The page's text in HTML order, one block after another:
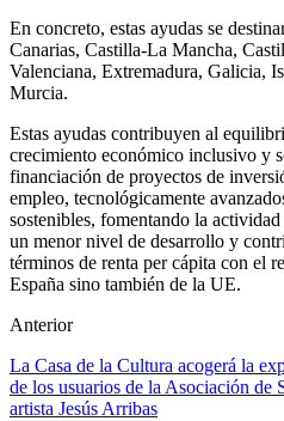
En concreto, estas ayudas se
Canarias, Castilla-La Mancha,
Valenciana, Extremadura, Galicia,
Murcia.
Estas ayudas contribuyen al
crecimiento económico inclusivo y
financiación de proyectos de
empleo, tecnológicamente
sostenibles, fomentando la
un menor nivel de desarrollo y
términos de renta per cápita con el
España sino también de la UE.
Anterior
La Casa de la Cultura acogerá la
de los usuarios de la Asociación de
artista Jesús Arribas